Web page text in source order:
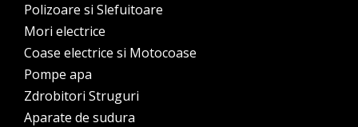
Polizoare si Slefuitoare
Mori electrice
Coase electrice si Motocoase
Pompe apa
Zdrobitori Struguri
Aparate de sudura